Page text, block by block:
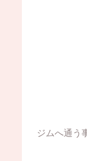
ジムへ通う